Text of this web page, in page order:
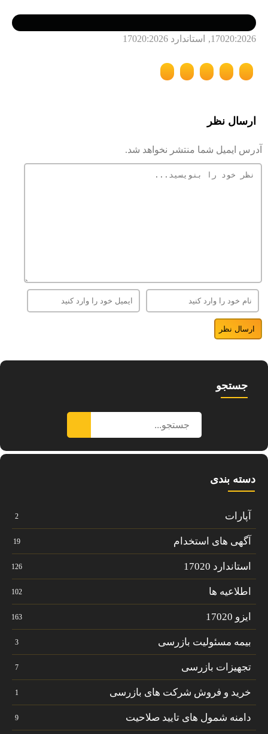
17020:2026
, استاندارد 17020:2026
ارسال نظر
آدرس ایمیل شما منتشر نخواهد شد.
جستجو
دسته بندی
آپارات 2
آگهی های استخدام 19
استاندارد 17020 126
اطلاعیه ها 102
ایزو 17020 163
بیمه مسئولیت بازرسی 3
تجهیزات بازرسی 7
خرید و فروش شرکت های بازرسی 1
دامنه شمول های تایید صلاحیت 9